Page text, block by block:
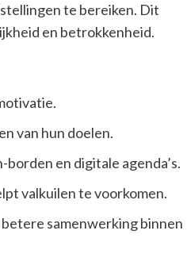
te bereiken. Dit
en betrokkenheid.
van hun doelen.
en digitale agenda’s.
valkuilen te voorkomen.
samenwerking binnen